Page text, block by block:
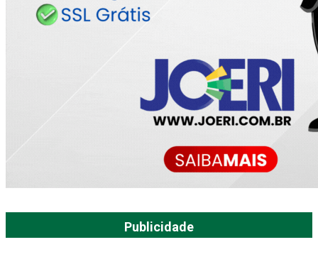
Publicidade